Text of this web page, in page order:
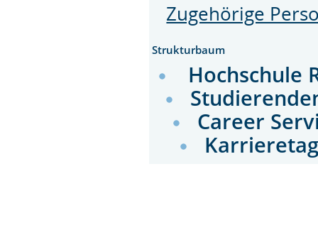
Zugehörige
Strukturbaum
Hochschule
Career